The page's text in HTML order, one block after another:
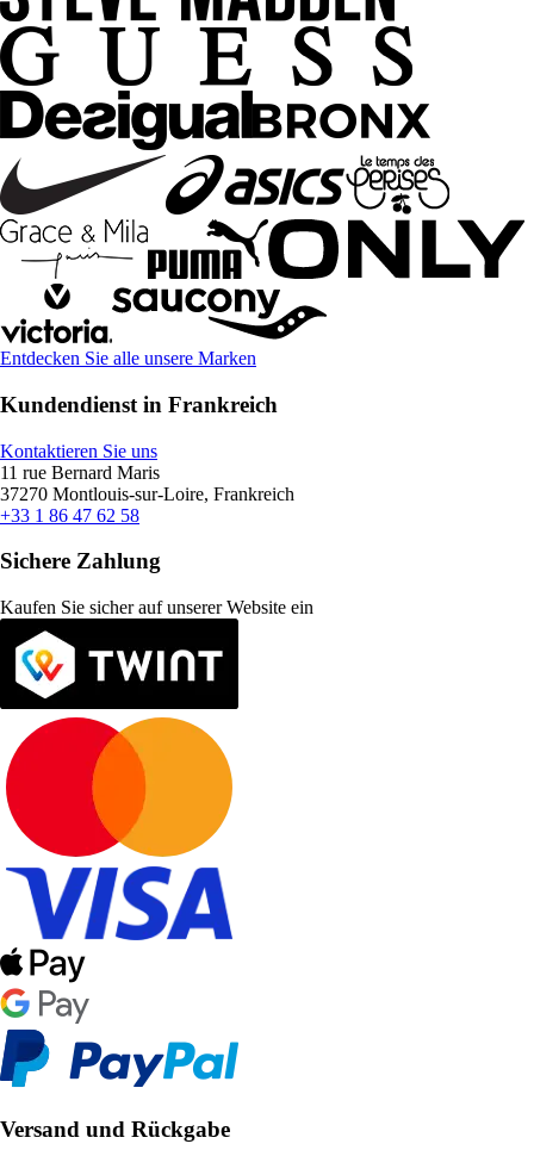
Entdecken Sie alle unsere Marken
Kundendienst in Frankreich
Kontaktieren Sie uns
11 rue Bernard Maris
37270 Montlouis-sur-Loire, Frankreich
+33 1 86 47 62 58
Sichere Zahlung
Kaufen Sie sicher auf unserer Website ein
Versand und Rückgabe